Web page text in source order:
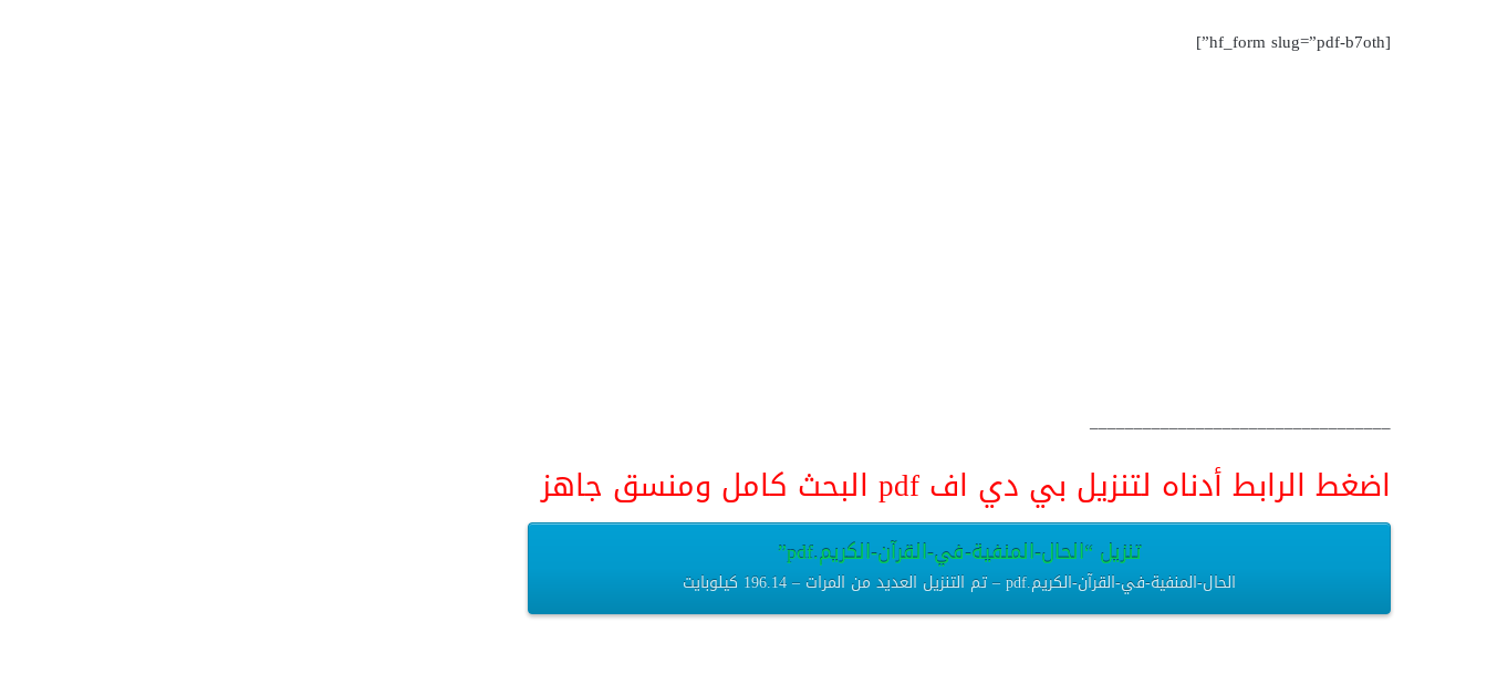
[hf_form slug=”pdf-b7oth”]
__________________________________
اضغط الرابط أدناه لتنزيل بي دي اف pdf البحث كامل ومنسق جاهز
تنزيل “الحال-المنفية-في-القرآن-الكريم.pdf”
الحال-المنفية-في-القرآن-الكريم.pdf – تم التنزيل العديد من المرات – 196.14 كيلوبايت